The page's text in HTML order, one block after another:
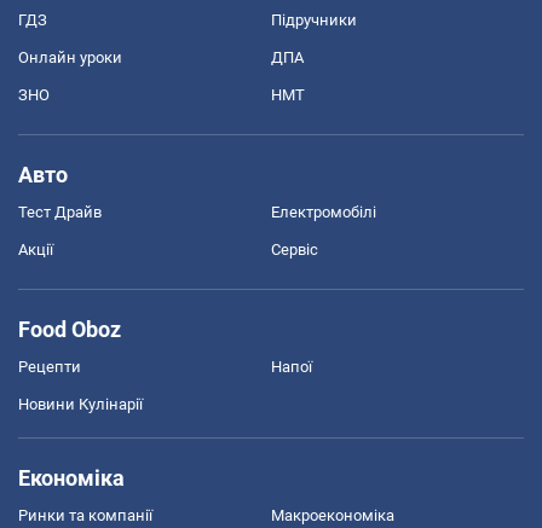
ГДЗ Підручники
Онлайн уроки ДПА
ЗНО НМТ
Авто
Тест Драйв Електромобілі
Акції Сервіс
Food Oboz
Рецепти Напої
Новини Кулінарії
Економіка
Ринки та компанії Макроекономіка